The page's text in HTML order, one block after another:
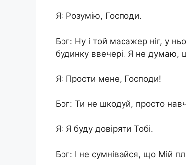
Я: Розумію, Господи.
Бог: Ну і той масажер ніг, у
будинку ввечері. Я не думаю,
Я: Прости мене, Господи!
Бог: Ти не шкодуй, просто
Я: Я буду довіряти Тобі.
Бог: І не сумнівайся, що Мій